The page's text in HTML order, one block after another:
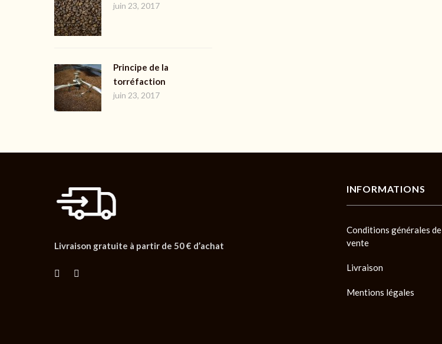
juin 23, 2017
Principe de la
torréfaction
juin 23, 2017
Livraison gratuite à partir de 50 € d’achat
INFORMATIONS
Conditions générales de
vente
Livraison
Mentions légales